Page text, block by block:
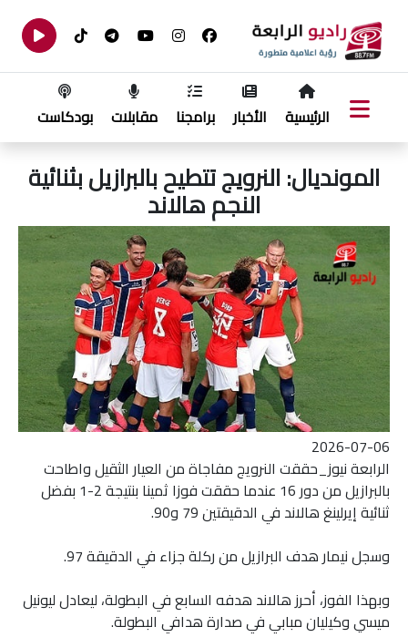
الرئيسية الأخبار برامجنا مقابلات بودكاست
المونديال: النرويج تتطيح بالبرازيل بثنائية
النجم هالاند
2026-07-06
الرابعة نيوز_حققت النرويج مفاجاة من العيار الثقيل واطاحت
بالبرازيل من دور 16 عندما حققت فوزا ثمينا بنتيجة 2-1 بفضل
ثنائية إيرلينغ هالاند في الدقيقتين 79 و90.
وسجل نيمار هدف البرازيل من ركلة جزاء في الدقيقة 97.
وبهذا الفوز، أحرز هالاند هدفه السابع في البطولة، ليعادل ليونيل
ميسي وكيليان مبابي في صدارة هدافي البطولة.